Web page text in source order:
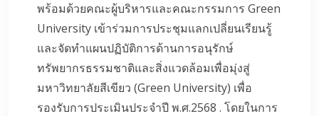
พร้อมด้วยคณะผู้บริหารและคณะกรรมการ Green
University เข้าร่วมการประชุมแลกเปลี่ยนเรียนรู้
และจัดทำแผนปฏิบัติการด้านการอนุรักษ์
ทรัพยากรธรรมชาติและสิ่งแวดล้อมเพื่อมุ่งสู่
มหาวิทยาลัยสีเขียว (Green University) เพื่อ
รองรับการประเมินประจำปี พ.ศ.2568 . โดยในการ